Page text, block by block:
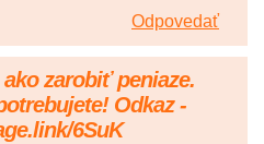
Odpovedať
zarobiť peniaze.
Odkaz -
6SuK